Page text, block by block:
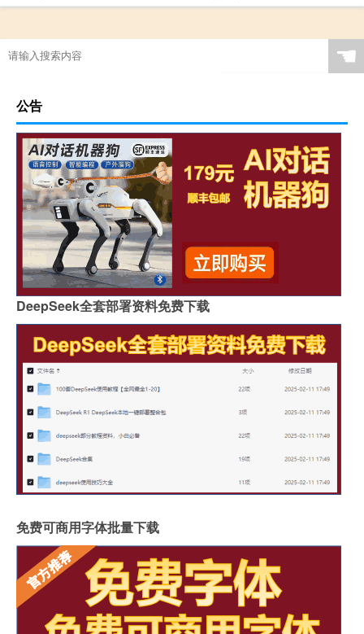
☚
公告
DeepSeek全套部署资料免费下载
免费可商用字体批量下载